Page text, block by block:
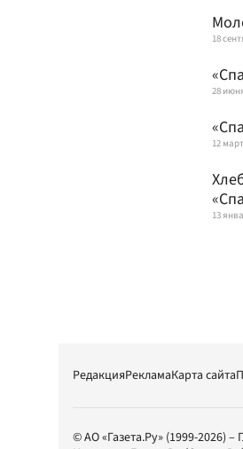
18
28
12
13
РедакцияРекламаКарта сайта
© АО «Газета.Ру» (1999-2026) –